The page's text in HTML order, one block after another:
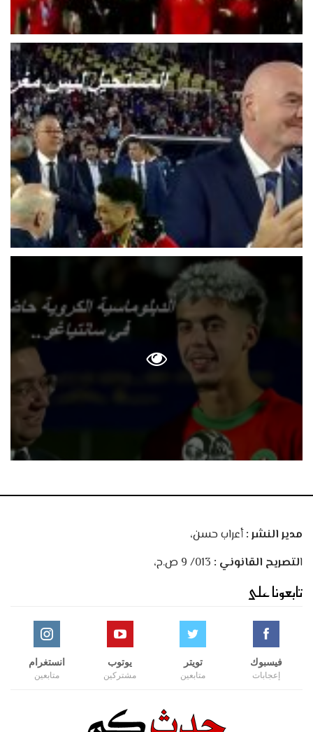
مدير النشر :أعراب حسن،
التصريح القانوني :
تابعونا على
فيسبوك
إعجابات
تويتر
متابعين
يوتوب
مشتركين
انستغرام
متابعين